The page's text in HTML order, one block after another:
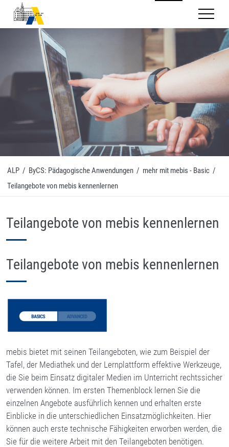
ALP / ByCS: Pädagogische Anwendungen / mehr mit mebis - Basic /
Teilangebote von mebis kennenlernen
Teilangebote von mebis kennenlernen
Teilangebote von mebis kennenlernen
mebis bietet mit seinen Teilangeboten, wie zum Beispiel der
Tafel, der Mediathek und der Lernplattform effektive Werkzeuge,
die Sie beim Einsatz digitaler Medien im Unterricht rechtssicher
verwenden können. Im ersten Themenblock lernen Sie die
einzelnen Angebote ausführlich kennen und erhalten erste
Einblicke in die unterschiedlichen Einsatzmöglichkeiten. Hier
können auch erste technische Fähigkeiten erworben werden, die
Sie für die weitere Arbeit mit den Teilangeboten benötigen.